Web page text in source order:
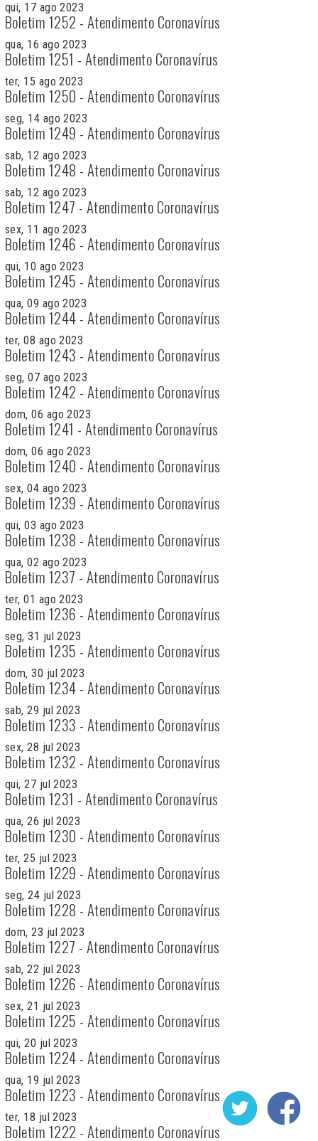
qui, 17 ago 2023
Boletim 1252 - Atendimento Coronavírus
qua, 16 ago 2023
Boletim 1251 - Atendimento Coronavírus
ter, 15 ago 2023
Boletim 1250 - Atendimento Coronavírus
seg, 14 ago 2023
Boletim 1249 - Atendimento Coronavírus
sab, 12 ago 2023
Boletim 1248 - Atendimento Coronavírus
sab, 12 ago 2023
Boletim 1247 - Atendimento Coronavírus
sex, 11 ago 2023
Boletim 1246 - Atendimento Coronavírus
qui, 10 ago 2023
Boletim 1245 - Atendimento Coronavírus
qua, 09 ago 2023
Boletim 1244 - Atendimento Coronavírus
ter, 08 ago 2023
Boletim 1243 - Atendimento Coronavírus
seg, 07 ago 2023
Boletim 1242 - Atendimento Coronavírus
dom, 06 ago 2023
Boletim 1241 - Atendimento Coronavírus
dom, 06 ago 2023
Boletim 1240 - Atendimento Coronavírus
sex, 04 ago 2023
Boletim 1239 - Atendimento Coronavírus
qui, 03 ago 2023
Boletim 1238 - Atendimento Coronavírus
qua, 02 ago 2023
Boletim 1237 - Atendimento Coronavírus
ter, 01 ago 2023
Boletim 1236 - Atendimento Coronavírus
seg, 31 jul 2023
Boletim 1235 - Atendimento Coronavírus
dom, 30 jul 2023
Boletim 1234 - Atendimento Coronavírus
sab, 29 jul 2023
Boletim 1233 - Atendimento Coronavírus
sex, 28 jul 2023
Boletim 1232 - Atendimento Coronavírus
qui, 27 jul 2023
Boletim 1231 - Atendimento Coronavírus
qua, 26 jul 2023
Boletim 1230 - Atendimento Coronavírus
ter, 25 jul 2023
Boletim 1229 - Atendimento Coronavírus
seg, 24 jul 2023
Boletim 1228 - Atendimento Coronavírus
dom, 23 jul 2023
Boletim 1227 - Atendimento Coronavírus
sab, 22 jul 2023
Boletim 1226 - Atendimento Coronavírus
sex, 21 jul 2023
Boletim 1225 - Atendimento Coronavírus
qui, 20 jul 2023
Boletim 1224 - Atendimento Coronavírus
qua, 19 jul 2023
Boletim 1223 - Atendimento Coronavírus
ter, 18 jul 2023
Boletim 1222 - Atendimento Coronavírus